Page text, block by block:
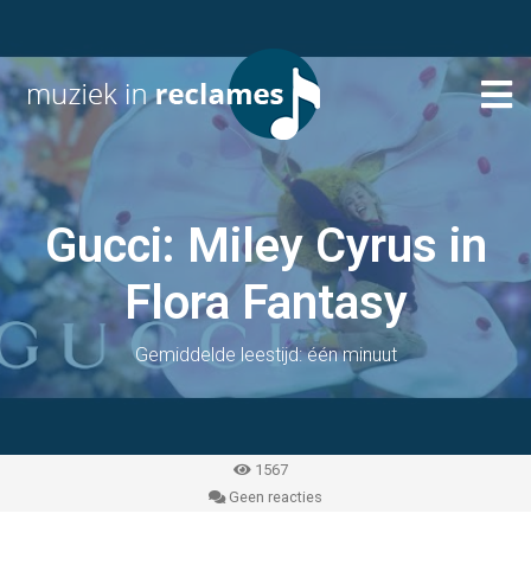
Gucci: Miley Cyrus in
Flora Fantasy
Gemiddelde leestijd: één minuut
1567
Geen reacties